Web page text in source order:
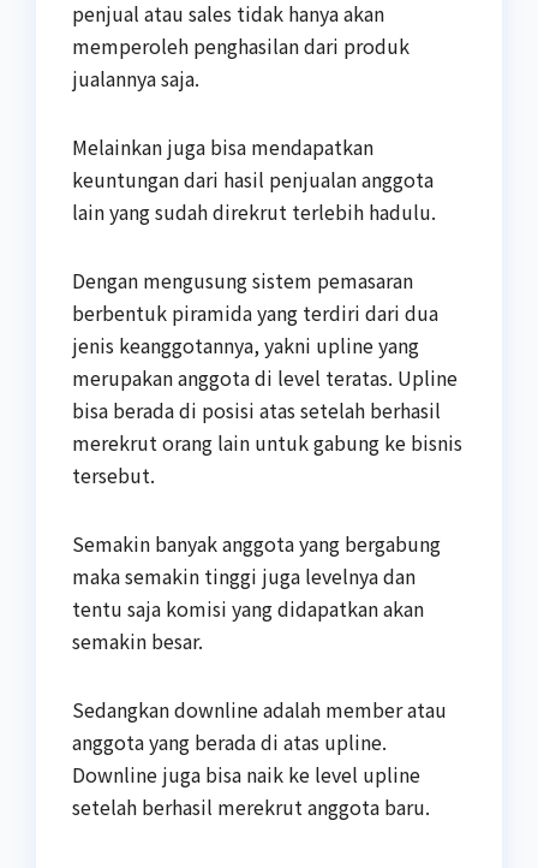
penjual atau sales tidak hanya akan
memperoleh penghasilan dari produk
jualannya saja.
Melainkan juga bisa mendapatkan
keuntungan dari hasil penjualan anggota
lain yang sudah direkrut terlebih hadulu.
Dengan mengusung sistem pemasaran
berbentuk piramida yang terdiri dari dua
jenis keanggotannya, yakni upline yang
merupakan anggota di level teratas. Upline
bisa berada di posisi atas setelah berhasil
merekrut orang lain untuk gabung ke bisnis
tersebut.
Semakin banyak anggota yang bergabung
maka semakin tinggi juga levelnya dan
tentu saja komisi yang didapatkan akan
semakin besar.
Sedangkan downline adalah member atau
anggota yang berada di atas upline.
Downline juga bisa naik ke level upline
setelah berhasil merekrut anggota baru.